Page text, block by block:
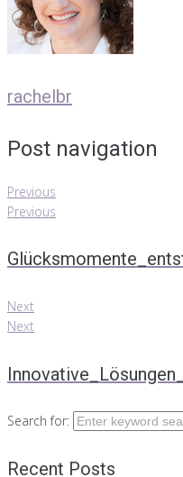
rachelbr
Post navigation
Previous
Previous
Next
Next
Search for:
Recent Posts